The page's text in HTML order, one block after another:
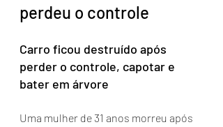
perdeu o controle
Carro ficou destruído após
perder o controle, capotar e
bater em árvore
Uma mulher de 31 anos morreu após